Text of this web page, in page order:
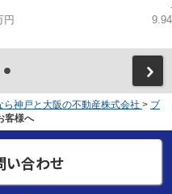
円
神戸と大阪の不動産株式会社 > ブ
客様へ
い合わせ